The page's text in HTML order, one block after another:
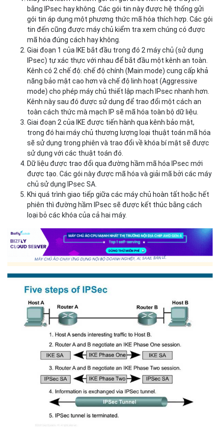
site.
Chế độ Transport:Trong chế độ Transport, IP header gốc
vẫn còn và không được mã hóa. Chỉ có payload và ESP
trailer được mã hóa mà thôi. Chế độ Transport thường
được sử dụng trong thiết lập VPN client-to-site.
Quy trình vận hành của IPSec
IPSec hoạt động theo 5 bước:
Máy chủ kiểm tra xem gói tin gửi đi có nên được truyền
bằng IPsec hay không. Các gói tin này được hệ thống gửi
gói tin áp dụng một phương thức mã hóa thích hợp. Các gói
tin đến cũng được máy chủ kiểm tra xem chúng có được
mã hóa đúng cách hay không.
Giai đoạn 1 của IKE bắt đầu trong đó 2 máy chủ (sử dụng
IPsec) tự xác thực với nhau để bắt đầu một kênh an toàn.
Kênh có 2 chế độ: chế độ chính (Main mode) cung cấp khả
năng bảo mật cao hơn và chế độ linh hoạt (Aggressive
mode) cho phép máy chủ thiết lập mạch IPsec nhanh hơn.
Kênh này sau đó được sử dụng để trao đổi một cách an
toàn cách thức mà mạch IP sẽ mã hóa toàn bộ dữ liệu.
Giai đoạn 2 của IKE được tiến hành qua kênh bảo mật,
trong đó hai máy chủ thương lượng loại thuật toán mã hóa
sẽ sử dụng trong phiên và trao đổi về khóa bí mật sẽ được
sử dụng với các thuật toán đó.
Dữ liệu được trao đổi qua đường hầm mã hóa IPsec mới
được tạo. Các gói này được mã hóa và giải mã bởi các máy
chủ sử dụng IPsec SA.
Khi quá trình giao tiếp giữa các máy chủ hoàn tất hoặc hết
phiên thì đường hầm IPsec sẽ được kết thúc bằng cách
loại bỏ các khóa của cả hai máy.